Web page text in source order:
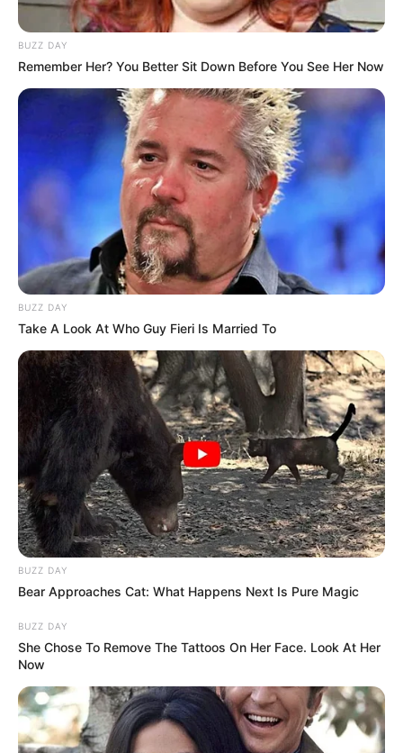
Aussichtstürme
Tier- und Zooparks
Ausflug mit der Bahn
Fremdenverkehrsamt und Tourist Information
Weitere Informationen über Duisburg im Internet:
Hotels in Duisburg
www.duisburg.de
de.wikipedia.org/wiki/
Duisburg
Kauf- und Lesetipps:
Reiseführer Duisburg
Hotel Duisburg hierbuchen
Puzzle DB Tickets
Die schönsten Reiseziele in Deutschland und
in die Welt
BUZZ DAY
Remember Her? You Better Sit Down Before You See Her Now
BUZZ DAY
Take A Look At Who Guy Fieri Is Married To
BUZZ DAY
Bear Approaches Cat: What Happens Next Is Pure Magic
BUZZ DAY
She Chose To Remove The Tattoos On Her Face. Look At Her
Now